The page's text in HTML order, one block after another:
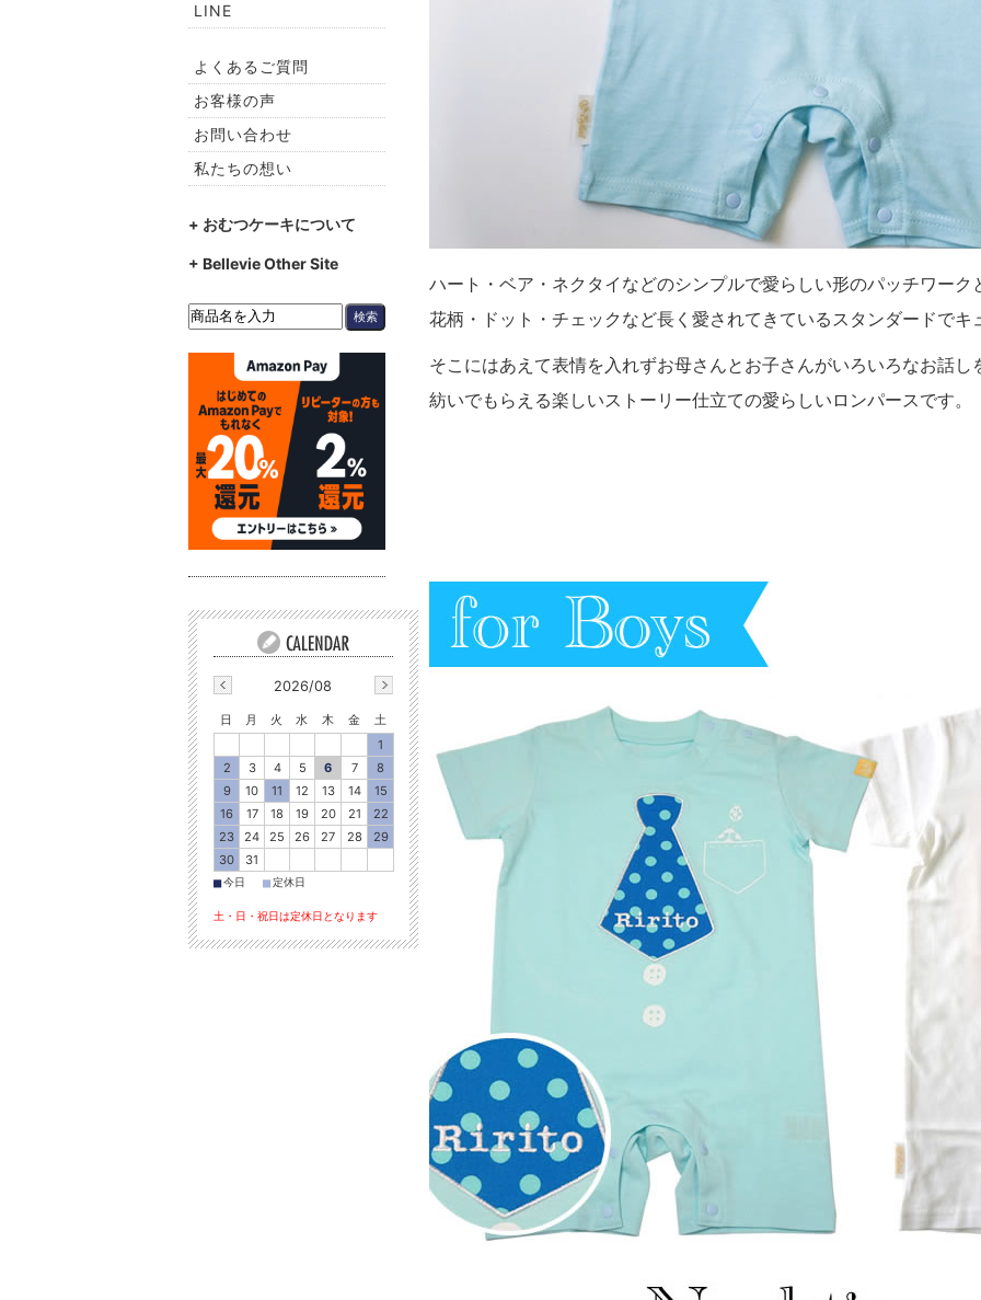
ハート・ベア・ネクタイなどのシンプルで愛らしい形のパッチワーク
花柄・ドット・チェックなど長く愛されてきているスタンダードでキ
そこにはあえて表情を入れずお母さんとお子さんがいろいろなお話し
紡いでもらえる楽しいストーリー仕立ての愛らしいロンパースです。
LINE
よくあるご質問
お客様の声
お問い合わせ
私たちの想い
+ おむつケーキについて
+ Bellevie Other Site
2026/08
日 月 火 水 木 金
土
1
2
3 4 5 6 7
8
9
10 11 12 13 14
15
16
17 18 19 20 21
22
23
24 25 26 27 28
29
30
31
■今日 ■定休日
土・日・祝日は定休日となります